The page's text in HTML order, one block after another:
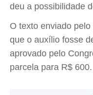
deu a possibilidade
O texto enviado
que o auxílio fosse
aprovado pelo
parcela para R$ 600.